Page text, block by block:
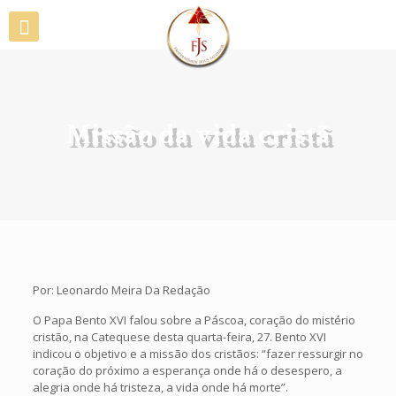
Missão da vida cristã
Por: Leonardo Meira Da Redação
O Papa Bento XVI falou sobre a Páscoa, coração do mistério
cristão, na Catequese desta quarta-feira, 27. Bento XVI
indicou o objetivo e a missão dos cristãos: “fazer ressurgir no
coração do próximo a esperança onde há o desespero, a
alegria onde há tristeza, a vida onde há morte”.